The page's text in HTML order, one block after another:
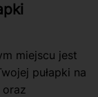
miejscu jest
pułapki na